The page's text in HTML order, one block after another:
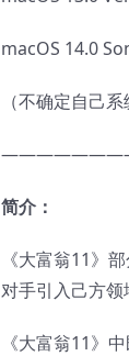
macOS 14.0
（不确定自己
简介：
《大富翁11》
对手引入己方领
《大富翁11》